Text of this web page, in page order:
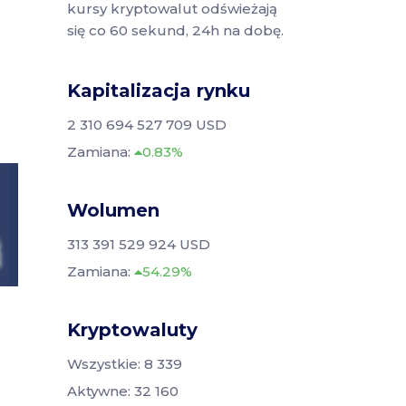
kursy kryptowalut odświeżają
się co 60 sekund, 24h na dobę.
Kapitalizacja rynku
2 310 694 527 709 USD
Zamiana:
0.83%
Wolumen
313 391 529 924 USD
Zamiana:
54.29%
Kryptowaluty
Wszystkie: 8 339
Aktywne: 32 160